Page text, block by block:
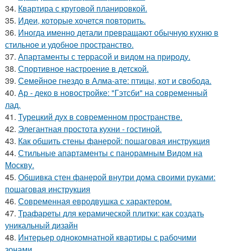
34. Квартира с круговой планировкой.
35. Идеи, которые хочется повторить.
36. Иногда именно детали превращают обычную кухню в
стильное и удобное пространство.
37. Апартаменты с террасой и видом на природу.
38. Спортивное настроение в детской.
39. Семейное гнездо в Алма-ате: птицы, кот и свобода.
40. Ар - деко в новостройке: "Гэтсби" на современный
лад.
41. Турецкий дух в современном пространстве.
42. Элегантная простота кухни - гостиной.
43. Как обшить стены фанерой: пошаговая инструкция
44. Стильные апартаменты с панорамным Видом на
Москву.
45. Обшивка стен фанерой внутри дома своими руками:
пошаговая инструкция
46. Современная евродвушка с характером.
47. Трафареты для керамической плитки: как создать
уникальный дизайн
48. Интерьер однокомнатной квартиры с рабочими